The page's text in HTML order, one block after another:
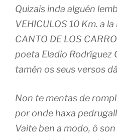
Quizais inda alguén
VEHICULOS 10 Km. a
CANTO DE LOS
poeta Eladio Rodríguez
tamén os seus versos
Non te mentas de
por onde haxa
Vaite ben a modo, ô son